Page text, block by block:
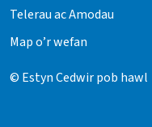
Telerau ac Amodau
Map o’r wefan
© Estyn Cedwir pob hawl